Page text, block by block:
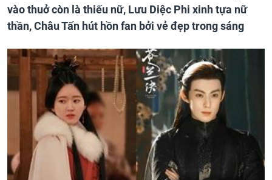
vào thuở còn là thiếu nữ, Lưu Diệc Phi xinh tựa nữ
thần, Châu Tấn hút hồn fan bởi vẻ đẹp trong sáng